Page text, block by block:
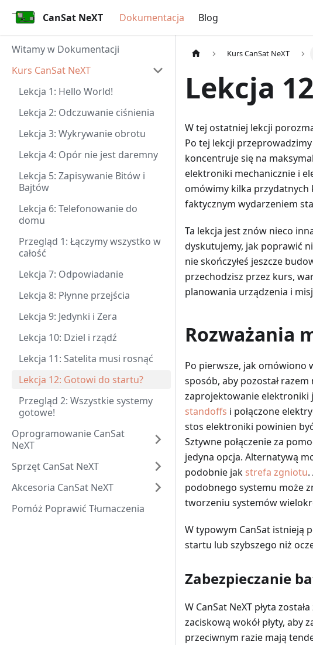
CanSat NeXT Dokumentacja Blog
Witamy w Dokumentacji
Kurs CanSat NeXT
Lekcja 1: Hello World!
Lekcja 2: Odczuwanie ciśnienia
Lekcja 3: Wykrywanie obrotu
Lekcja 4: Opór nie jest daremny
Lekcja 5: Zapisywanie Bitów i
Bajtów
Lekcja 6: Telefonowanie do
domu
Przegląd 1: Łączymy wszystko w
całość
Lekcja 7: Odpowiadanie
Lekcja 8: Płynne przejścia
Lekcja 9: Jedynki i Zera
Lekcja 10: Dziel i rządź
Lekcja 11: Satelita musi rosnąć
Lekcja 12: Gotowi do startu?
Przegląd 2: Wszystkie systemy
gotowe!
Oprogramowanie CanSat
NeXT
Sprzęt CanSat NeXT
Akcesoria CanSat NeXT
Pomóż Poprawić Tłumaczenia
Kurs CanSat NeXT
Lekcja
W tej ostatniej lekcji
Po tej lekcji
koncentruje się na
elektroniki mechanicznie i
omówimy kilka przydatnych
faktycznym wydarzeniem
Ta lekcja jest znów nieco
dyskutujemy, jak poprawić
nie skończyłeś jeszcze
przechodzisz przez kurs,
planowania urządzenia i
Rozważania
Po pierwsze, jak omówiono
sposób, aby pozostał
zaprojektowanie elektroniki
standoffs i połączone
stos elektroniki powinien
Sztywne połączenie za
jedyna opcja. Alternatywą
podobnie jak strefa zgniotu
podobnego systemu może
tworzeniu systemów
W typowym CanSat istnieją
startu lub szybszego niż
Zabezpieczanie
W CanSat NeXT płyta
zaciskową wokół płyty,
przeciwnym razie mają